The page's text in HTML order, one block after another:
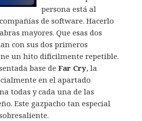
persona está al
de software. Hacerlo
mayores. Que esas dos
con sus dos primeros
un hito difícilmente repetible.
base deFar Cry, la
en el apartado
todas y cada una de las
Este gazpacho tan especial